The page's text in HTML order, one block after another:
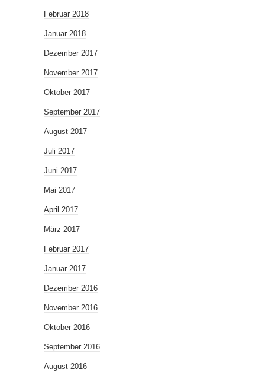
Februar 2018
Januar 2018
Dezember 2017
November 2017
Oktober 2017
September 2017
August 2017
Juli 2017
Juni 2017
Mai 2017
April 2017
März 2017
Februar 2017
Januar 2017
Dezember 2016
November 2016
Oktober 2016
September 2016
August 2016